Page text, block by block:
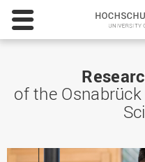
of the